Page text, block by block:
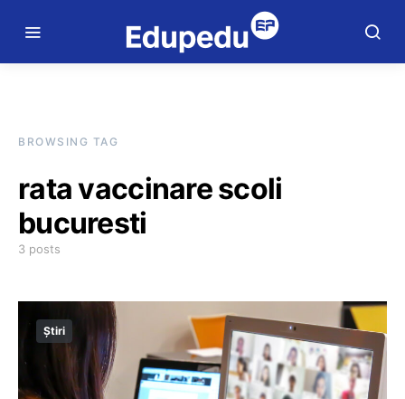
BROWSING TAG
rata vaccinare scoli
bucuresti
3 posts
Știri